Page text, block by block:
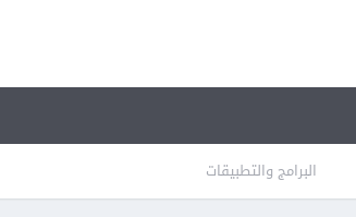
البرامج والتطبيقات